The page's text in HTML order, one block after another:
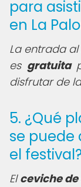
para
en La
La entrada al
es gratuita
disfrutar de
5. ¿Qué
se puede
el
Elceviche